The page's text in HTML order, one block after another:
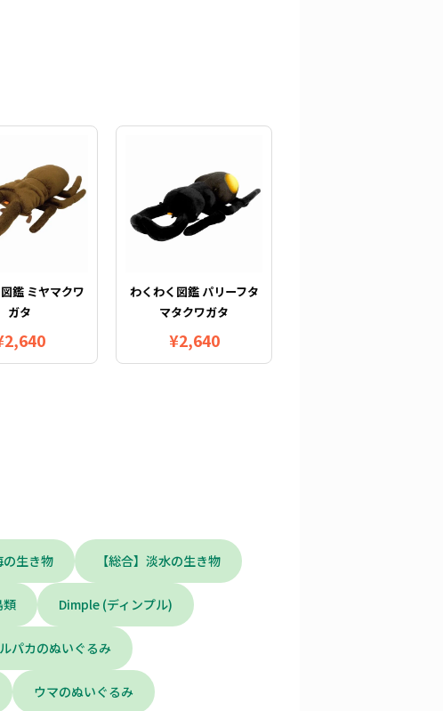
鑑 ミヤマクワ
ガタ
わくわく図鑑 パリーフタ
マタクワガタ
¥2,640
の生き物 【総合】淡水の生き物
類 Dimple (ディンプル)
パカのぬいぐるみ
ウマのぬいぐるみ